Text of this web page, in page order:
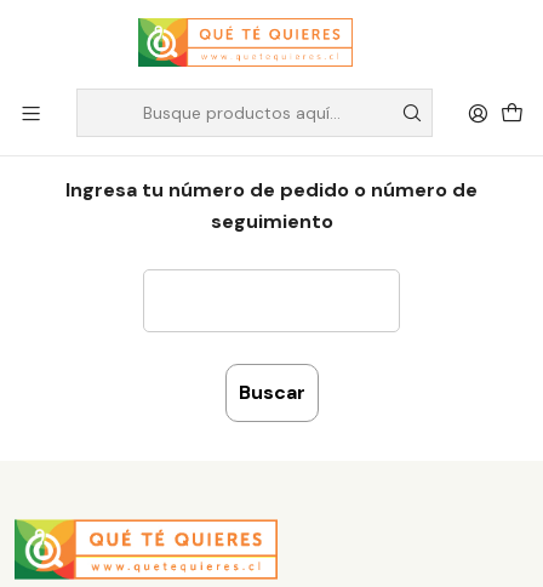
Seguimiento de Pedidos
Ingresa tu número de pedido o número de
seguimiento